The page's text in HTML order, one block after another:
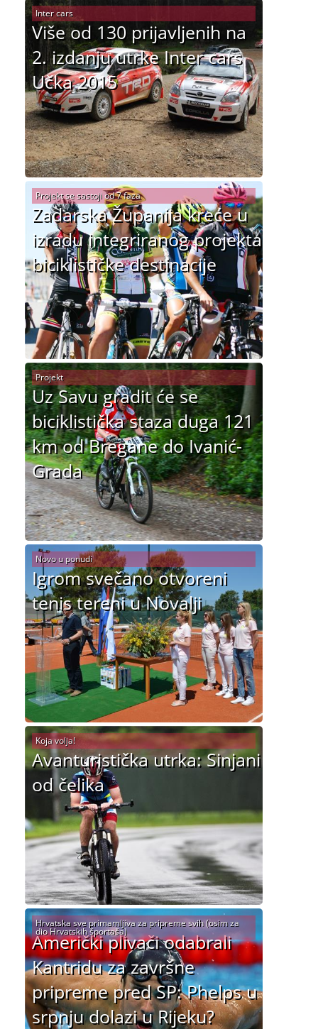
Više od 130 prijavljenih na
2. izdanju utrke Inter cars
Učka 2015
Inter cars
Zadarska Županija kreće u
izradu integriranog projekta
biciklističke destinacije
Projekt se sastoji od 7 faza
Uz Savu gradit će se
biciklistička staza duga 121
km od Bregane do Ivanić-
Grada
Projekt
Igrom svečano otvoreni
tenis tereni u Novalji
Novo u ponudi
Avanturistička utrka: Sinjani
od čelika
Koja volja!
Američki plivači odabrali
Kantridu za završne
pripreme pred SP: Phelps u
srpnju dolazi u Rijeku?
Hrvatska sve primamljiva za pripreme svih (osim za
dio Hrvatskih športaša)